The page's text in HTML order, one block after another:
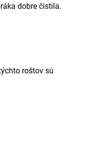
dobre čistila.
roštov sú